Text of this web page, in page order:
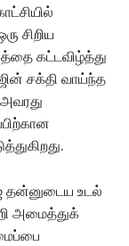
சிறிய
கட்டவிழ்த்து
சக்தி வாய்ந்த
தன்னுடைய உடல்
அமைத்துக்